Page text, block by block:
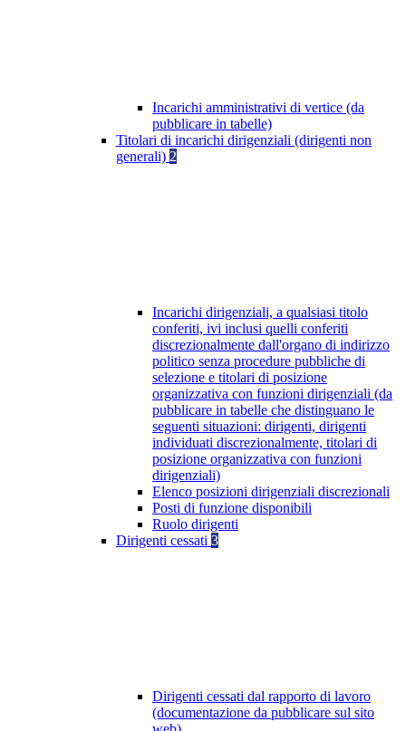
Incarichi amministrativi di vertice (da
pubblicare in tabelle)
Titolari di incarichi dirigenziali (dirigenti non
generali) 2
Incarichi dirigenziali, a qualsiasi titolo
conferiti, ivi inclusi quelli conferiti
discrezionalmente dall'organo di indirizzo
politico senza procedure pubbliche di
selezione e titolari di posizione
organizzativa con funzioni dirigenziali (da
pubblicare in tabelle che distinguano le
seguenti situazioni: dirigenti, dirigenti
individuati discrezionalmente, titolari di
posizione organizzativa con funzioni
dirigenziali)
Elenco posizioni dirigenziali discrezionali
Posti di funzione disponibili
Ruolo dirigenti
Dirigenti cessati 3
Dirigenti cessati dal rapporto di lavoro
(documentazione da pubblicare sul sito